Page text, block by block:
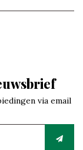
via email